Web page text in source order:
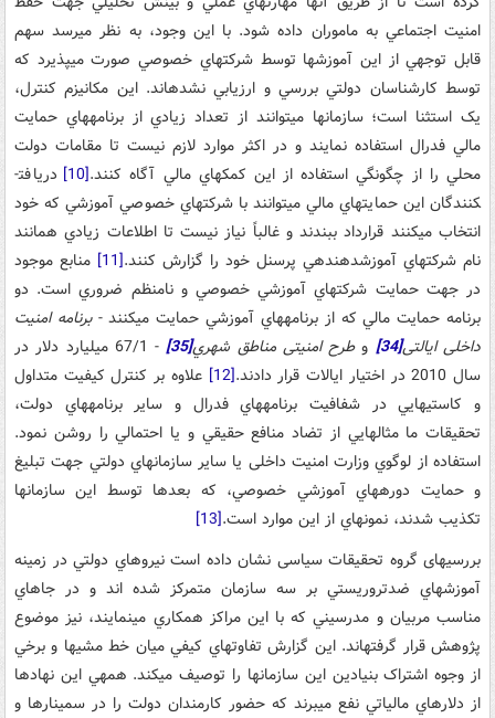
امنيت اجتماعي به ماموران داده­ شود. با اين وجود، به نظر مي­رسد سهم
قابل توجهي از اين آموزش­ها توسط شرکت­هاي خصوصي صورت مي­پذيرد که
توسط کارشناسان دولتي بررسي و ارزيابي نشده­اند. اين مکانيزم کنترل،
یک استثنا است؛ سازمان­ها مي­توانند از تعداد زيادي از برنامه­هاي حمايت
مالي فدرال استفاده نمايند و در اکثر موارد لازم نيست تا مقامات دولت
محلي را از چگونگي استفاده از اين کمک­هاي مالي آگاه کنند.[10]
دريافت­
کنندگان اين حمايت­هاي مالي مي­توانند با شرکت­هاي خصوصي آموزشي که خود
انتخاب مي­کنند قرارداد ببندند و غالباً نياز نيست تا اطلاعات زيادي همانند
نام شرکت­هاي آموزش­دهنده­ي پرسنل خود را گزارش کنند.[11]
منابع موجود
در جهت حمايت شرکت­هاي آموزشي خصوصي و نامنظم ضروري است. دو
برنامه حمايت مالي که از برنامه­هاي آموزشي حمايت مي­کنند -برنامه امنيت
داخلی ایالتی[34] وطرح امنیتی مناطق شهري[35]
- 67/1 ميليارد دلار در
سال 2010 در اختيار ايالات قرار دادند.
[12]
علاوه بر کنترل کيفيت متداول
و کاستي­هايي در شفافيت برنامه­هاي فدرال و ساير برنامه­هاي دولت،
تحقيقات ما مثال­هايي از تضاد منافع حقيقي و يا احتمالي را روشن نمود.
استفاده از لوگوي وزارت امنيت داخلی يا ساير سازمان­هاي دولتي جهت تبليغ
و حمايت دوره­هاي آموزشي خصوصي، که بعدها توسط اين سازمان­ها
تکذيب شدند، نمونه­اي از اين موارد است.[13]
بررسی­های گروه تحقيقات سیاسی نشان داده است نيروهاي دولتي در زمينه
آموزش­هاي ضدتروريستي بر سه سازمان متمرکز شده اند و در جاهاي
مناسب مربيان و مدرسيني که با اين مراکز همکاري مي­نمايند، نيز موضوع
پژوهش قرار گرفته­اند. اين گزارش تفاوت­هاي کيفي ميان خط مشي­ها و برخي
از وجوه اشتراک بنيادين اين سازمان­ها را توصيف مي­کند. همه­ي اين نهادها
از دلارهاي مالياتي نفع مي­برند که حضور کارمندان دولت را در سمينارها و